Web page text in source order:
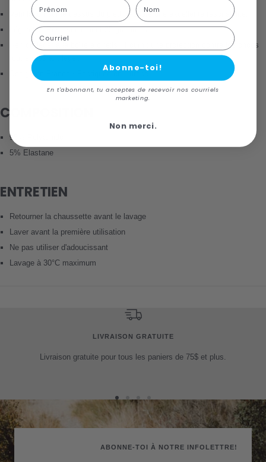
Ventilation sur le dessus du pied : Assure une excellente respirabilité.
Légèreté : Pèse seulement 25 grammes.
Renfort léger à la boîte à orteils : Fournit une protection contre les chocs
tout en restant léger.
Design en France / Fabriquée en Europe
COMPOSITION
95% Polyamide
5% Elastane
ENTRETIEN
Retourner la chaussette avant le lavage
Laver avant la première utilisation
Ne pas utiliser d'adoucissant
Lavage à 30°C maximum
LIVRAISON GRATUITE
Livraison gratuite pour tous les paniers de 75$ et plus.
Aller
au
slide
Aller
slide
Aller
slide
Aller
au
slide
ABONNE-TOI À NOTRE INFOLETTRE!
First Name Last name
Courriel
Abonne-toi!
En t'abonnant, tu acceptes de recevoir nos courriels
marketing.
Non merci.